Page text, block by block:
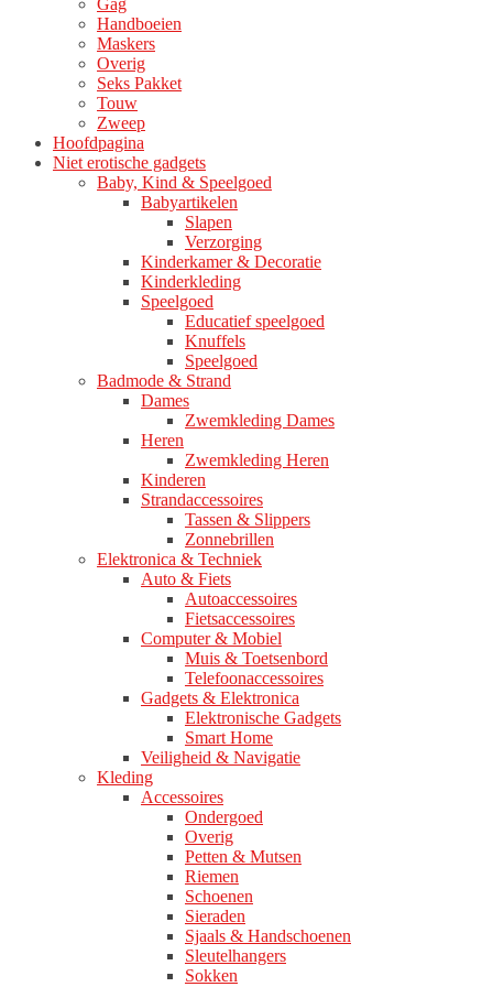
Handboeien
Maskers
Overig
Seks Pakket
Touw
Zweep
Hoofdpagina
Niet erotische gadgets
Baby, Kind & Speelgoed
Babyartikelen
Slapen
Verzorging
Kinderkamer & Decoratie
Kinderkleding
Speelgoed
Educatief speelgoed
Knuffels
Speelgoed
Badmode & Strand
Dames
Zwemkleding Dames
Heren
Zwemkleding Heren
Kinderen
Strandaccessoires
Tassen & Slippers
Zonnebrillen
Elektronica & Techniek
Auto & Fiets
Autoaccessoires
Fietsaccessoires
Computer & Mobiel
Muis & Toetsenbord
Telefoonaccessoires
Gadgets & Elektronica
Elektronische Gadgets
Smart Home
Veiligheid & Navigatie
Kleding
Accessoires
Ondergoed
Overig
Petten & Mutsen
Riemen
Schoenen
Sieraden
Sjaals & Handschoenen
Sleutelhangers
Sokken